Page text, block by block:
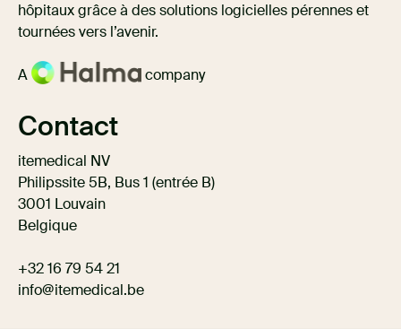
hôpitaux grâce à des solutions logicielles pérennes et
tournées vers l’avenir.
A company
Contact
itemedical NV
Philipssite 5B, Bus 1 (entrée B)
3001 Louvain
Belgique
+32 16 79 54 21
info@itemedical.be